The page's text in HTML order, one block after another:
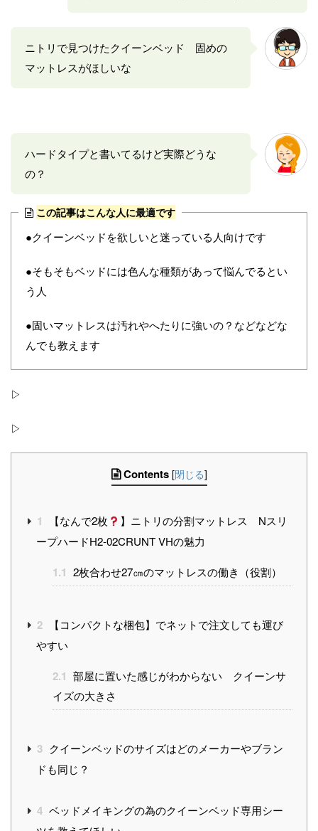
ニトリで見つけたクイーンベッド 固めの
マットレスがほしいな
ハードタイプと書いてるけど実際どうな
の？
この記事はこんな人に最適です
●クイーンベッドを欲しいと迷っている人向けです
●そもそもベッドには色んな種類があって悩んでるとい
う人
●固いマットレスは汚れやへたりに強いの？などなどな
んでも教えます
▷
▷
Contents [閉じる]
1 【なんで2枚
】ニトリの分割マットレス Nスリ
ープハードH2-02CRUNT VHの魅力
1.1 2枚合わせ27㎝のマットレスの働き（役割）
2
【コンパクトな梱包】でネットで注文しても運び
やすい
2.1 部屋に置いた感じがわからない クイーンサ
イズの大きさ
3 クイーンベッドのサイズはどのメーカーやブラン
ドも同じ？
4 ベッドメイキングの為のクイーンベッド専用シー